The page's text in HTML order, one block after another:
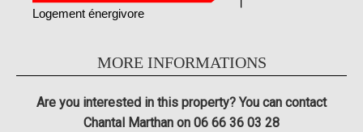
Logement énergivore
MORE INFORMATIONS
Are you interested in this property? You can contact
Chantal Marthan on 06 66 36 03 28